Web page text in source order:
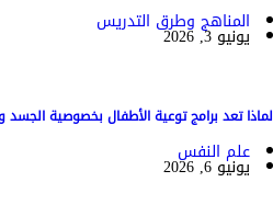
المناهج وطرق التدريس
يونيو 3, 2026
لماذا تعد برامج توعية الأطفال بخصوصية
علم النفس
يونيو 6, 2026